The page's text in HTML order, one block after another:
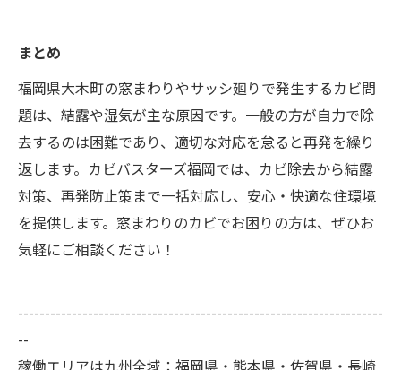
まとめ
福岡県大木町の窓まわりやサッシ廻りで発生するカビ問
題は、結露や湿気が主な原因です。一般の方が自力で除
去するのは困難であり、適切な対応を怠ると再発を繰り
返します。カビバスターズ福岡では、カビ除去から結露
対策、再発防止策まで一括対応し、安心・快適な住環境
を提供します。窓まわりのカビでお困りの方は、ぜひお
気軽にご相談ください！
--------------------------------------------------------------------
--
稼働エリアは九州全域：福岡県・熊本県・佐賀県・長崎